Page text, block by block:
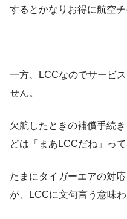
するとかなりお得に航空
一方、LCCなのでサービ
せん。
欠航したときの補償手続
どは「まあLCCだね」って
たまにタイガーエアの対
が、LCCに文句言う意味わ